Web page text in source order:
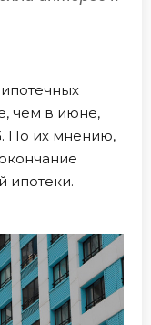
чем в июне,
По их мнению,
ипотеки.